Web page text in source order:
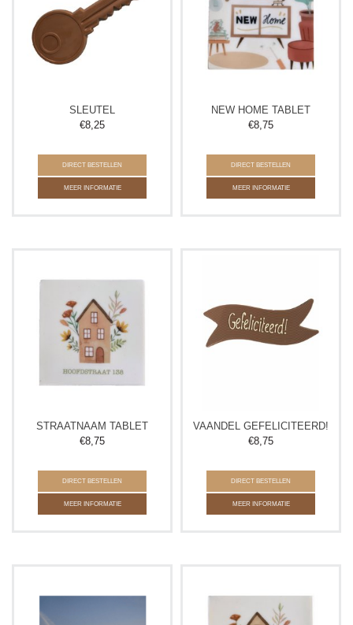
SLEUTEL
€8,25
DIRECT BESTELLEN
MEER INFORMATIE
NEW HOME TABLET
€8,75
DIRECT BESTELLEN
MEER INFORMATIE
STRAATNAAM TABLET
€8,75
DIRECT BESTELLEN
MEER INFORMATIE
VAANDEL GEFELICITEERD!
€8,75
DIRECT BESTELLEN
MEER INFORMATIE